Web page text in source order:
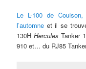
Le L-100 de Coulson,
l’automne et il se
130HHercules Tanker
910 et… du RJ85